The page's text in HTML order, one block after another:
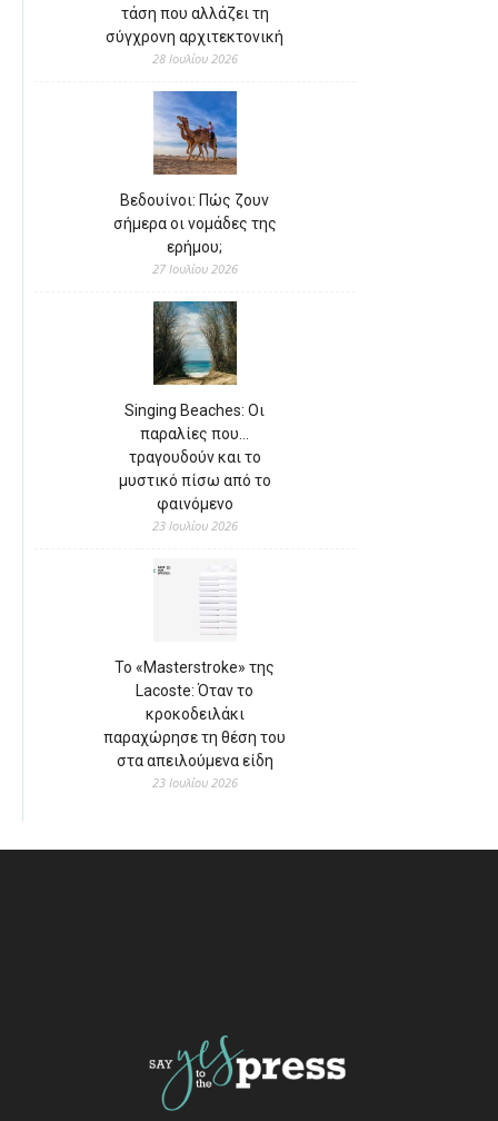
τάση που αλλάζει τη
σύγχρονη αρχιτεκτονική
28 Ιουλίου 2026
Βεδουίνοι: Πώς ζουν
σήμερα οι νομάδες της
ερήμου;
27 Ιουλίου 2026
Singing Beaches: Οι
παραλίες που…
τραγουδούν και το
μυστικό πίσω από το
φαινόμενο
23 Ιουλίου 2026
Το «Masterstroke» της
Lacoste: Όταν το
κροκοδειλάκι
παραχώρησε τη θέση του
στα απειλούμενα είδη
23 Ιουλίου 2026